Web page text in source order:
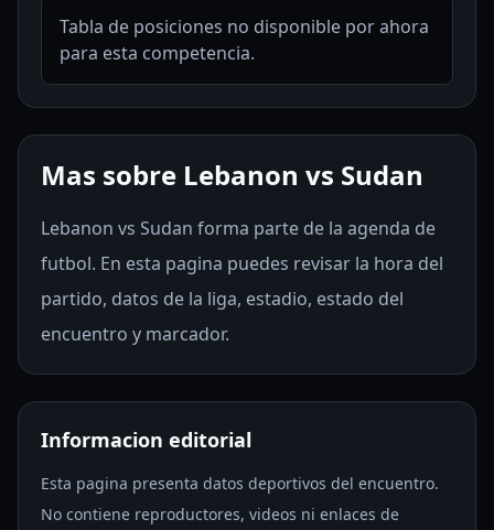
Tabla de posiciones no disponible por ahora
para esta competencia.
Mas sobre Lebanon vs Sudan
Lebanon vs Sudan forma parte de la agenda de
futbol. En esta pagina puedes revisar la hora del
partido, datos de la liga, estadio, estado del
encuentro y marcador.
Informacion editorial
Esta pagina presenta datos deportivos del encuentro.
No contiene reproductores, videos ni enlaces de